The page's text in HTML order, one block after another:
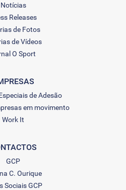
Notícias
Releases
de Fotos
de Vídeos
O Sport
de Adesão
em movimento
Work It
GCP
C. Ourique
Sociais GCP